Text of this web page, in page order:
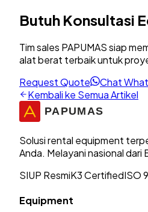
Butuh Konsultasi
Tim sales PAPUMAS siap
alat berat terbaik untuk
Request Quote
Chat
Kembali ke Semua Artikel
Solusi rental equipment
Anda. Melayani nasional dari
SIUP ResmiK3 CertifiedISO
Equipment